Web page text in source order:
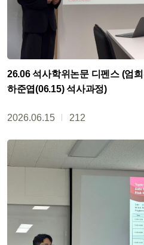
26.06 석사학위논문 디펜스 (엄
하준엽(06.15) 석사과정)
2026.06.15 212